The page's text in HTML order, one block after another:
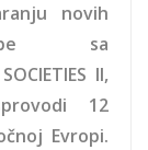
novih
sa
II,
12
Evropi.